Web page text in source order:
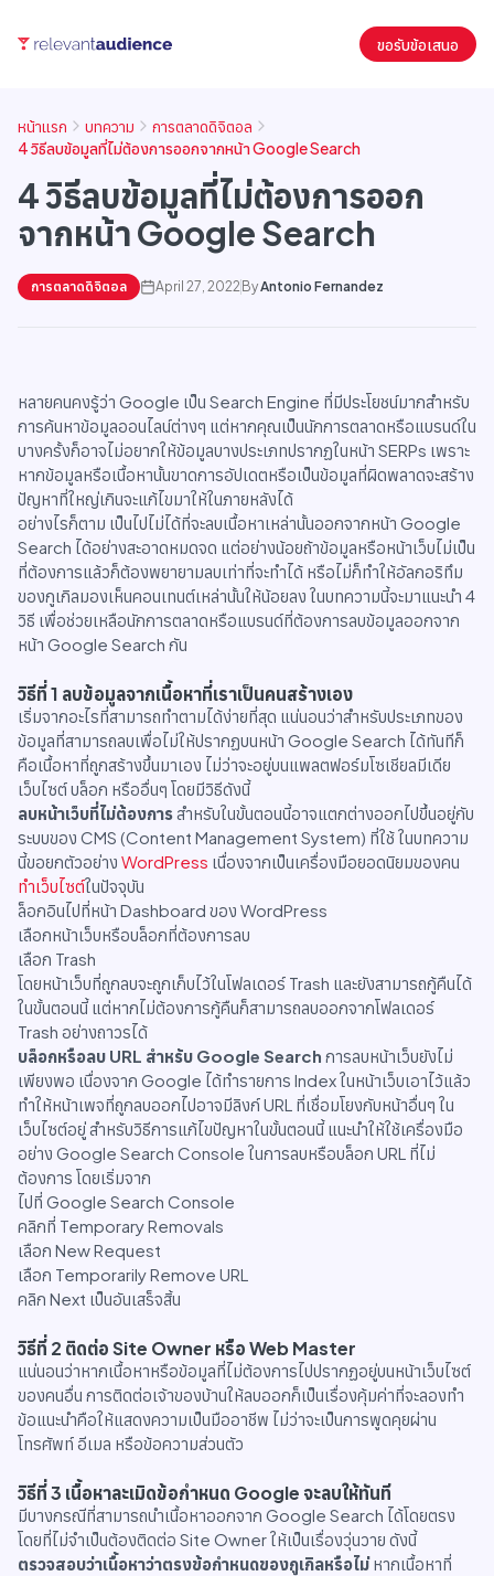
ขอรับข้อเสนอ
หน้าแรก บทความ
การตลาดดิจิตอล
4 วิธีลบข้อมูลที่ไม่ต้องการออกจากหน้า Google Search
4 วิธีลบข้อมูลที่ไม่ต้องการออก
จากหน้า Google Search
การตลาดดิจิตอล April 27, 2022 ByAntonio Fernandez
หลายคนคงรู้ว่า Google เป็น Search Engine ที่มีประโยชน์มากสำหรับ
การค้นหาข้อมูลออนไลน์ต่างๆ แต่หากคุณเป็นนักการตลาดหรือแบรนด์ใน
บางครั้งก็อาจไม่อยากให้ข้อมูลบางประเภทปรากฏในหน้า SERPs เพราะ
หากข้อมูลหรือเนื้อหานั้นขาดการอัปเดตหรือเป็นข้อมูลที่ผิดพลาดจะสร้าง
ปัญหาที่ใหญ่เกินจะแก้ไขมาให้ในภายหลังได้
อย่างไรก็ตาม เป็นไปไม่ได้ที่จะลบเนื้อหาเหล่านั้นออกจากหน้า Google
Search ได้อย่างสะอาดหมดจด แต่อย่างน้อยถ้าข้อมูลหรือหน้าเว็บไม่เป็น
ที่ต้องการแล้วก็ต้องพยายามลบเท่าที่จะทำได้ หรือไม่ก็ทำให้อัลกอริทึม
ของกูเกิลมองเห็นคอนเทนต์เหล่านั้นให้น้อยลง ในบทความนี้จะมาแนะนำ 4
วิธี เพื่อช่วยเหลือนักการตลาดหรือแบรนด์ที่ต้องการลบข้อมูลออกจาก
หน้า Google Search กัน
วิธีที่ 1 ลบข้อมูลจากเนื้อหาที่เราเป็นคนสร้างเอง
เริ่มจากอะไรที่สามารถทำตามได้ง่ายที่สุด แน่นอนว่าสำหรับประเภทของ
ข้อมูลที่สามารถลบเพื่อไม่ให้ปรากฏบนหน้า Google Search ได้ทันทีก็
คือเนื้อหาที่ถูกสร้างขึ้นมาเอง ไม่ว่าจะอยู่บนแพลตฟอร์มโซเชียลมีเดีย
เว็บไซต์ บล็อก หรืออื่นๆ โดยมีวิธีดังนี้
ลบหน้าเว็บที่ไม่ต้องการสำหรับในขั้นตอนนี้อาจแตกต่างออกไปขึ้นอยู่กับ
ระบบของ CMS (Content Management System) ที่ใช้ ในบทความ
นี้ขอยกตัวอย่าง WordPress เนื่องจากเป็นเครื่องมือยอดนิยมของคน
ทำเว็บไซต์ในปัจจุบัน
ล็อกอินไปที่หน้า Dashboard ของ WordPress
เลือกหน้าเว็บหรือบล็อกที่ต้องการลบ
เลือก Trash
โดยหน้าเว็บที่ถูกลบจะถูกเก็บไว้ในโฟลเดอร์ Trash และยังสามารถกู้คืนได้
ในขั้นตอนนี้ แต่หากไม่ต้องการกู้คืนก็สามารถลบออกจากโฟลเดอร์
Trash อย่างถาวรได้
บล็อกหรือลบ URL สำหรับ Google Search การลบหน้าเว็บยังไม่
เพียงพอ เนื่องจาก Google ได้ทำรายการ Index ในหน้าเว็บเอาไว้แล้ว
ทำให้หน้าเพจที่ถูกลบออกไปอาจมีลิงก์ URL ที่เชื่อมโยงกับหน้าอื่นๆ ใน
เว็บไซต์อยู่ สำหรับวิธีการแก้ไขปัญหาในขั้นตอนนี้ แนะนำให้ใช้เครื่องมือ
อย่าง Google Search Console ในการลบหรือบล็อก URL ที่ไม่
ต้องการ โดยเริ่มจาก
ไปที่ Google Search Console
คลิกที่ Temporary Removals
เลือก New Request
เลือก Temporarily Remove URL
คลิก Next เป็นอันเสร็จสิ้น
วิธีที่ 2 ติดต่อ Site Owner หรือ Web Master
แน่นอนว่าหากเนื้อหาหรือข้อมูลที่ไม่ต้องการไปปรากฏอยู่บนหน้าเว็บไซต์
ของคนอื่น การติดต่อเจ้าของบ้านให้ลบออกก็เป็นเรื่องคุ้มค่าที่จะลองทำ
ข้อแนะนำคือให้แสดงความเป็นมืออาชีพ ไม่ว่าจะเป็นการพูดคุยผ่าน
โทรศัพท์ อีเมล หรือข้อความส่วนตัว
วิธีที่ 3 เนื้อหาละเมิดข้อกำหนด Google จะลบให้ทันที
มีบางกรณีที่สามารถนำเนื้อหาออกจาก Google Search ได้โดยตรง
โดยที่ไม่จำเป็นต้องติดต่อ Site Owner ให้เป็นเรื่องวุ่นวาย ดังนี้
ตรวจสอบว่าเนื้อหาว่าตรงข้อกำหนดของกูเกิลหรือไม่หากเนื้อหาที่